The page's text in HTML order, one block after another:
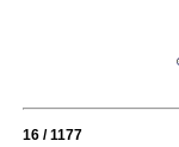
16 / 1177